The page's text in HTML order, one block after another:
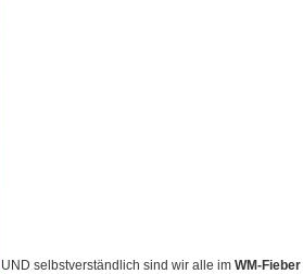
UND selbstverständlich sind wir alle im WM-Fieber